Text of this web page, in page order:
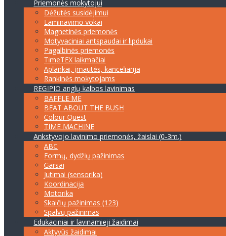
Priemonės mokytojui
Dėžutės susidėjimui
Laminavimo vokai
Magnetinės priemonės
Motyvaciniai antspaudai ir lipdukai
Pagalbinės priemonės
TimeTEX laikmačiai
Aplankai, įmautės, kanceliarija
Rankinės mokytojams
REGIPIO anglų kalbos lavinimas
BAFFLE ME
BEAT ABOUT THE BUSH
Colour Quest
TIME MACHINE
Ankstyvojo lavinimo priemonės, žaislai (0-3m.)
ABC
Formų, dydžių pažinimas
Garsai
Jutimai (sensorika)
Koordinacija
Motorika
Skaičių pažinimas (123)
Spalvų pažinimas
Edukaciniai ir lavinamieji žaidimai
Aktyvūs žaidimai